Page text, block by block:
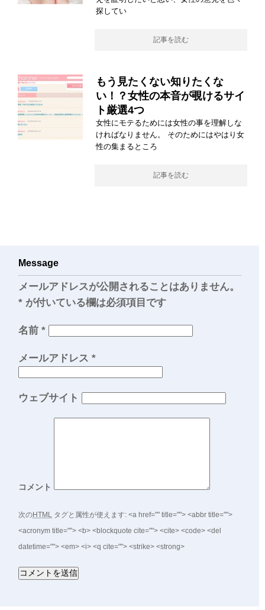
探してい
記事を読む
もう見たくない知りたくな
い！？女性の本音が覗けるサイ
ト厳選4つ
女性にモテるためには女性の事を理解しな
ければなりません。 そのためにはやはり女
性の集まるところ
記事を読む
Message
メールアドレスが公開されることはありません。
* が付いている欄は必須項目です
名前 *
メールアドレス *
ウェブサイト
コメント
次のHTML タグと属性が使えます: <a href="" title=""> <abbr title="">
<acronym title=""> <b> <blockquote cite=""> <cite> <code> <del
datetime=""> <em> <i> <q cite=""> <strike> <strong>